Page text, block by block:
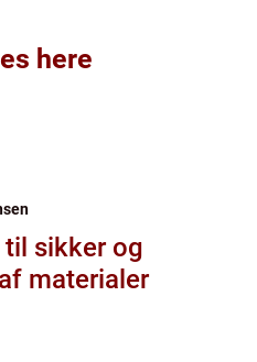
here
til sikker og
materialer